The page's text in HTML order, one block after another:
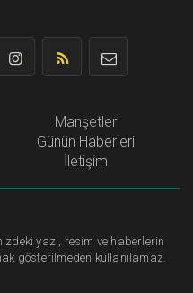
Manşetler
Günün Haberleri
İletişim
yazı, resim ve haberlerin
gösterilmeden kullanılamaz.